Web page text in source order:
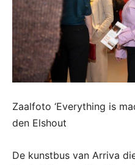
Zaalfoto ‘Everything is
den Elshout
De kunstbus van Arriva